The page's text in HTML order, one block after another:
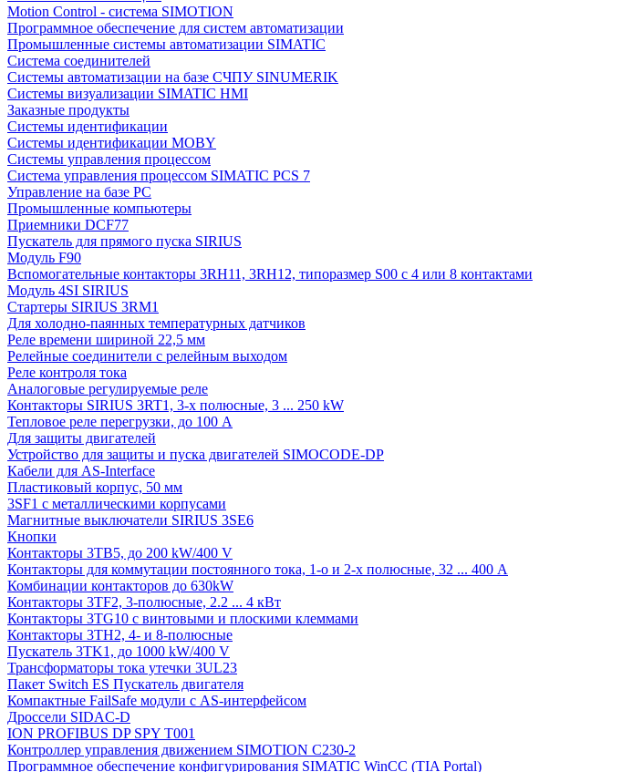
Motion Control - система SIMOTION
Программное обеспечение для систем автоматизации
Промышленные системы автоматизации SIMATIC
Система соединителей
Системы автоматизации на базе СЧПУ SINUMERIK
Системы визуализации SIMATIC HMI
Заказные продукты
Системы идентификации
Системы идентификации MOBY
Системы управления процессом
Система управления процессом SIMATIC PCS 7
Управление на базе РС
Промышленные компьютеры
Приемники DCF77
Пускатель для прямого пуска SIRIUS
Модуль F90
Вспомогательные контакторы 3RH11, 3RH12, типоразмер S00 с 4 или 8 контактами
Модуль 4SI SIRIUS
Стартеры SIRIUS 3RM1
Для холодно-паянных температурных датчиков
Реле времени шириной 22,5 мм
Релейные соединители с релейным выходом
Реле контроля тока
Аналоговые регулируемые реле
Контакторы SIRIUS 3RT1, 3-х полюсные, 3 ... 250 kW
Тепловое реле перегрузки, до 100 A
Для защиты двигателей
Устройство для защиты и пуска двигателей SIMOCODE-DP
Кабели для AS-Interface
Пластиковый корпус, 50 мм
3SF1 с металлическими корпусами
Магнитные выключатели SIRIUS 3SE6
Кнопки
Контакторы 3TB5, до 200 kW/400 V
Контакторы для коммутации постоянного тока, 1-о и 2-х полюсные, 32 ... 400 A
Комбинации контакторов до 630kW
Контакторы 3TF2, 3-полюсные, 2.2 ... 4 кВт
Контакторы 3TG10 c винтовыми и плоскими клеммами
Контакторы 3TH2, 4- и 8-полюсные
Пускатель 3TK1, до 1000 kW/400 V
Трансформаторы тока утечки 3UL23
Пакет Switch ES Пускатель двигателя
Компактные FailSafe модули с AS-интерфейсом
Дроссели SIDAC-D
ION PROFIBUS DP SPY T001
Контроллер управления движением SIMOTION C230-2
Программное обеспечение конфигурирования SIMATIC WinCC (TIA Portal)